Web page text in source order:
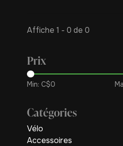
Affiche 1 - 0 de 0
Prix
Min: C$0
Catégories
Vélo
Accessoires